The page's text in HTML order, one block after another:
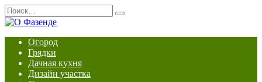
Перейти
к
содержанию
Search
for:
Огород
Грядки
Дачная кухня
Дизайн участка